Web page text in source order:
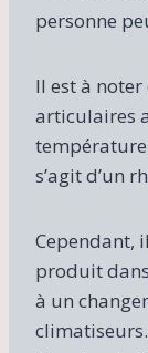
s
n
e
a
u
r
p
s
o
personne
Il est à
articulaires
température
s’agit d’un
Cependant,
produit
à un